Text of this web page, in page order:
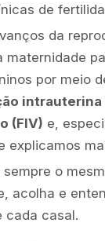
de
da
maternidade
por meio
intrauterina
(FIV) e,
explicamos
o
acolha e
cada casal.